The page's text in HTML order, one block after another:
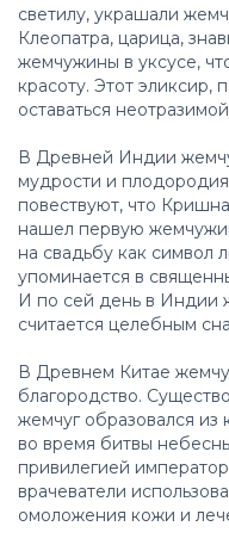
светилу, украшали
Клеопатра, царица,
жемчужины в уксусе,
красоту. Этот эликсир,
оставаться
В Древней Индии
мудрости и
повествуют, что
нашел первую
на свадьбу как символ
упоминается в
И по сей день в Индии
считается целебным
В Древнем Китае
благородство.
жемчуг образовался
во время битвы
привилегией
врачеватели
омоложения кожи и